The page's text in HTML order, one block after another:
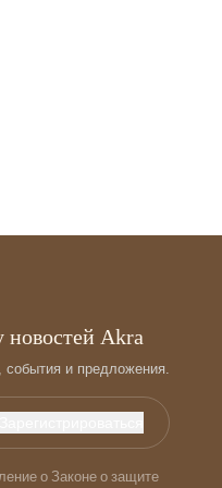
новостей Akra
события и предложения.
о Законе о защите